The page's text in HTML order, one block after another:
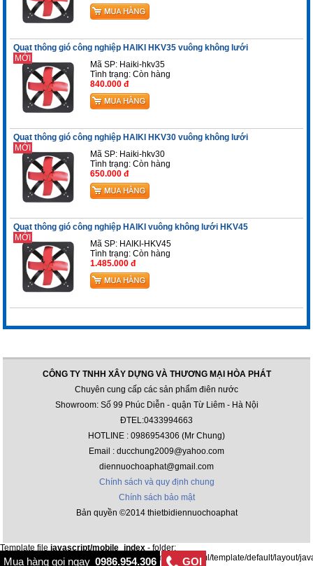
Quạt thông gió công nghiệp HAIKI HKV35 vuông không lưới
MỚI
Mã SP: Haiki-hkv35
Tình trạng:Còn hàng
840.000 đ
Quạt thông gió công nghiệp HAIKI HKV30 vuông không lưới
MỚI
Mã SP: Haiki-hkv30
Tình trạng:Còn hàng
650.000 đ
Quạt thông gió công nghiệp HAIKI vuông không lưới HKV45
MỚI
Mã SP: HAIKI-HKV45
Tình trạng:Còn hàng
1.485.000 đ
CÔNG TY TNHH XÂY DỰNG VÀ THƯƠNG MẠI HÒA PHÁT
Chuyên cung cấp các sản phẩm điên nước
Showroom: Số 99 Phúc Diễn - quận Từ Liêm - Hà Nội
ĐTEL:0433994663
HOTLINE : 0986954306 (Mr Chung)
Email : ducchung2009@yahoo.com
diennuochoaphat@gmail.com
Chính sách và quy định chung
Chính sách bảo mật
Bản quyền ©2014 thietbidiennuochoaphat
Mua hàng gọi ngay 0986.954.306 GỌI
Template file javascript/mobile_index - folder:
/var/www/html/thietbidiennuochoaphat.com/public_html/template/default/layout/